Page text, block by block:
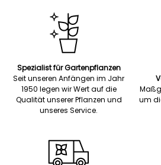
Spezialist für Gartenpflanzen
Seit unseren Anfängen im Jahr
1950 legen wir Wert auf die
Qualität unserer Pflanzen und
unseres Service.
um